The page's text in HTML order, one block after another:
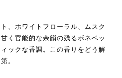
、ホワイトフローラル、ムスク
く官能的な余韻の残るボネベッ
ックな香調。この香りをどう解
。